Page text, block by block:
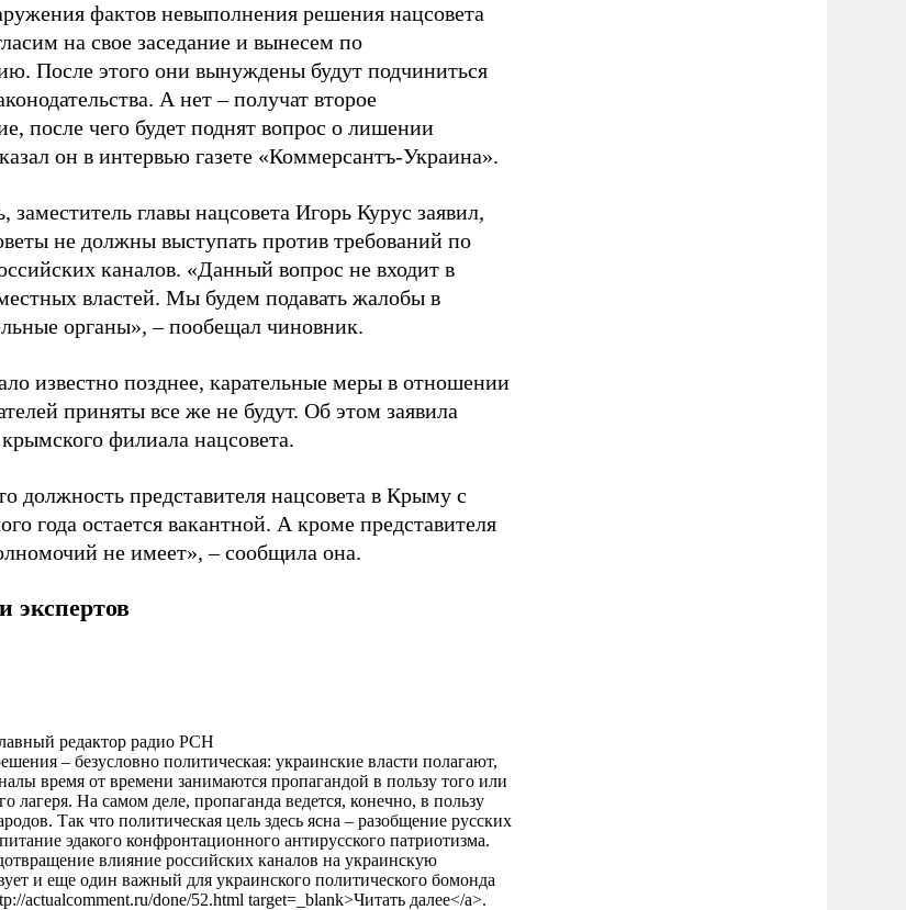
фактов невыполнения решения нацсовета
на свое заседание и вынесем по
После этого они вынуждены будут подчиниться
А нет – получат второе
после чего будет поднят вопрос о лишении
он в интервью газете «Коммерсантъ-Украина».
заместитель главы нацсовета Игорь Курус заявил,
не должны выступать против требований по
каналов. «Данный вопрос не входит в
властей. Мы будем подавать жалобы в
органы», – пообещал чиновник.
известно позднее, карательные меры в отношении
приняты все же не будут. Об этом заявила
филиала нацсовета.
должность представителя нацсовета в Крыму с
года остается вакантной. А кроме представителя
не имеет», – сообщила она.
экспертов
редактор радио РСН
– безусловно политическая: украинские власти полагают,
время от времени занимаются пропагандой в пользу того или
лагеря. На самом деле, пропаганда ведется, конечно, в пользу
Так что политическая цель здесь ясна – разобщение русских
эдакого конфронтационного антирусского патриотизма.
влияние российских каналов на украинскую
и еще один важный для украинского политического бомонда
actualcomment.ru/done/52.html target=_blank>Читать далее</a>.